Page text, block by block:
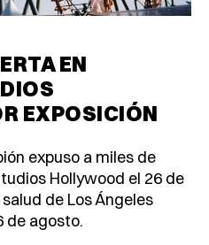
EN
EXPOSICIÓN
expuso a miles de
Hollywood el 26 de
de Los Ángeles
de agosto.